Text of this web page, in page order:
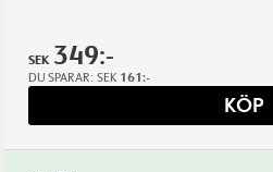
SEK 349:-
DU SPARAR: SEK 161:-
KÖP